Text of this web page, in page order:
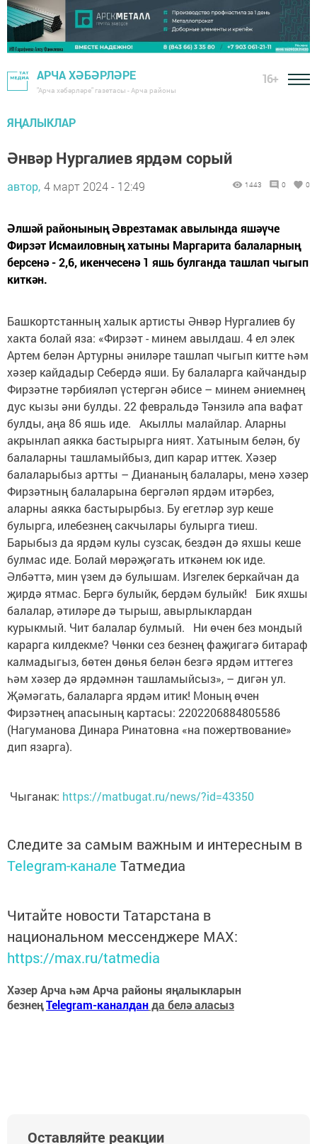
АРЧА ХӘБӘРЛӘРЕ
"Арча хәбәрләре" газетасы - Арча районы
16+
ЯҢАЛЫКЛАР
Әнвәр Нургалиев ярдәм сорый
автор, 4 март 2024 - 12:49 1443 0 0
Әлшәй районының Әврезтамак авылында яшәүче
Фирзәт Исмаиловның хатыны Маргарита балаларның
берсенә - 2,6, икенчесенә 1 яшь булганда ташлап чыгып
киткән.
Башкортстанның халык артисты Әнвәр Нургалиев бу
хакта болай яза: «Фирзәт - минем авылдаш. 4 ел элек
Артем белән Артурны әниләре ташлап чыгып китте һәм
хәзер кайдадыр Себердә яши. Бу балаларга кайчандыр
Фирзәтне тәрбияләп үстергән әбисе – минем әниемнең
дус кызы әни булды. 22 февральдә Тәнзилә апа вафат
булды, аңа 86 яшь иде. Акыллы малайлар. Аларны
акрынлап аякка бастырырга ният. Хатыным белән, бу
балаларны ташламыйбыз, дип карар иттек. Хәзер
балаларыбыз артты – Диананың балалары, менә хәзер
Фирзәтның балаларына бергәләп ярдәм итәрбез,
аларны аякка бастырырбыз. Бу егетләр зур кеше
булырга, илебезнең сакчылары булырга тиеш.
Барыбыз да ярдәм кулы сузсак, бездән дә яхшы кеше
булмас иде. Болай мөрәҗәгать иткәнем юк иде.
Әлбәттә, мин үзем дә булышам. Изгелек беркайчан да
җирдә ятмас. Бергә булыйк, бердәм булыйк! Бик яхшы
балалар, әтиләре дә тырыш, авырлыклардан
курыкмый. Чит балалар булмый. Ни өчен без мондый
карарга килдекме? Чөнки сез безнең фаҗигагә битараф
калмадыгыз, бөтен дөнья белән безгә ярдәм иттегез
һәм хәзер дә ярдәмнән ташламыйсыз», – дигән ул.
Җәмәгать, балаларга ярдәм итик! Моның өчен
Фирзәтнең апасының картасы: 2202206884805586
(Нагуманова Динара Ринатовна «на пожертвование»
дип язарга).
Чыганак: https://matbugat.ru/news/?id=43350
Следите за самым важным и интересным в
Telegram-канале Татмедиа
Читайте новости Татарстана в
национальном мессенджере MАХ:
https://max.ru/tatmedia
Хәзер Арча һәм Арча районы яңалыкларын
безнеңTelegram-каналданда белә аласыз
Оставляйте реакции